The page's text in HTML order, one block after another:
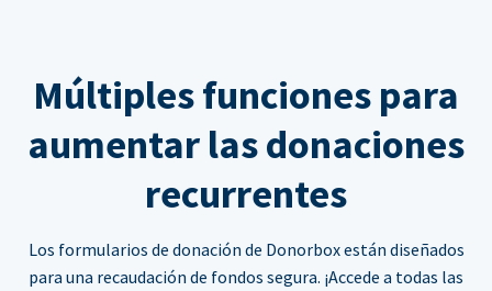
Múltiples funciones para
aumentar las donaciones
recurrentes
Los formularios de donación de Donorbox están diseñados
para una recaudación de fondos segura. ¡Accede a todas las